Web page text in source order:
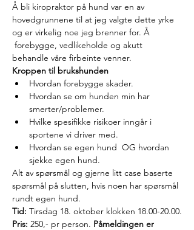
Å bli kiropraktor på hund var en av
hovedgrunnene til at jeg valgte dette yrke
og er virkelig noe jeg brenner for. Å
forebygge, vedlikeholde og akutt
behandle våre firbeinte venner.
Kroppen til brukshunden
Hvordan forebygge skader.
Hvordan se om hunden min har
smerter/problemer.
Hvilke spesifikke risikoer inngår i
sportene vi driver med.
Hvordan se egen hund  OG hvordan
sjekke egen hund.
Alt av spørsmål og gjerne litt case baserte
spørsmål på slutten, hvis noen har spørsmål
rundt egen hund.
Tid: Tirsdag 18. oktober klokken 18.00-20.00.
Pris: 250,- pr person. Påmeldingen er